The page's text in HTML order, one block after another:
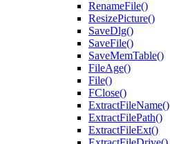
RenameFile()
ResizePicture()
SaveDlg()
SaveFile()
SaveMemTable()
FileAge()
File()
FClose()
ExtractFileName()
ExtractFilePath()
ExtractFileExt()